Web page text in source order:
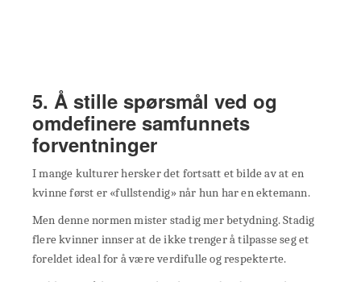
5. Å stille spørsmål ved og
omdefinere samfunnets
forventninger
I mange kulturer hersker det fortsatt et bilde av at en
kvinne først er «fullstendig» når hun har en ektemann.
Men denne normen mister stadig mer betydning. Stadig
flere kvinner innser at de ikke trenger å tilpasse seg et
foreldet ideal for å være verdifulle og respekterte.